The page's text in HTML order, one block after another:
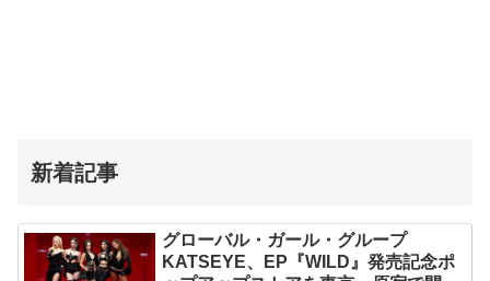
新着記事
グローバル・ガール・グループ
KATSEYE、EP『WILD』発売記念ポ